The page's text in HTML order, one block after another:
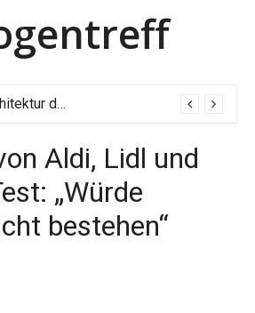
Sicherheitsarchitektur der nächsten Generation: JARXE kombiniert Multi-Wallet und MPC als Schutzschild für digitales Vertrauen
Aldi, Lidl und
„Würde
bestehen“